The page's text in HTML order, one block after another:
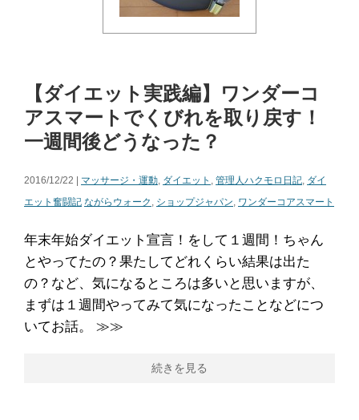
【ダイエット実践編】ワンダーコ
アスマートでくびれを取り戻す！
一週間後どうなった？
2016/12/22 | マッサージ・運動, ダイエット , 管理人ハクモロ日記, ダイ
エット奮闘記 ながらウォーク , ショップジャパン, ワンダーコアスマート
年末年始ダイエット宣言！をして１週間！ちゃん
とやってたの？果たしてどれくらい結果は出た
の？など、気になるところは多いと思いますが、
まずは１週間やってみて気になったことなどにつ
いてお話。 ≫≫
続きを見る